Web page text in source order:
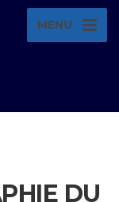
MENU
DU